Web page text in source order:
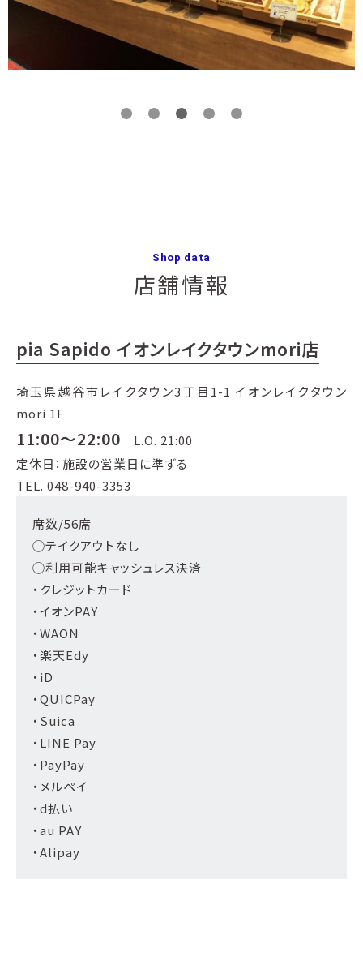
Shop data
店舗情報
pia Sapido イオンレイクタウンmori店
埼玉県越谷市レイクタウン3丁目1-1 イオンレイクタウン
mori 1F
11:00～22:00 L.O. 21:00
定休日：施設の営業日に準ずる
TEL. 048-940-3353
席数/56席
◯テイクアウトなし
◯利用可能キャッシュレス決済
・クレジットカード
・イオンPAY
・WAON
・楽天Edy
・iD
・QUICPay
・Suica
・LINE Pay
・PayPay
・メルペイ
・d払い
・au PAY
・Alipay